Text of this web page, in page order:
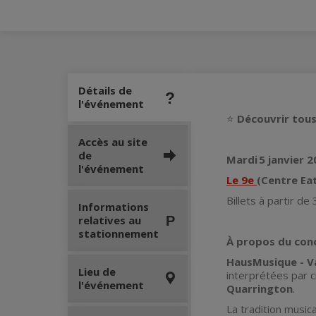
Détails de
l'événement
⭐️ Découvrir
Mardi 5 janvier
Le 9e (Centre
Billets à partir de
À propos du
HausMusique -
interprétées par
Quarrington.
La tradition
Accès au site
de
l'événement
Informations
relatives au
stationnement
Lieu de
l'événement